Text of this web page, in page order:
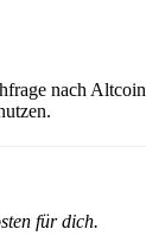
nach
für dich.